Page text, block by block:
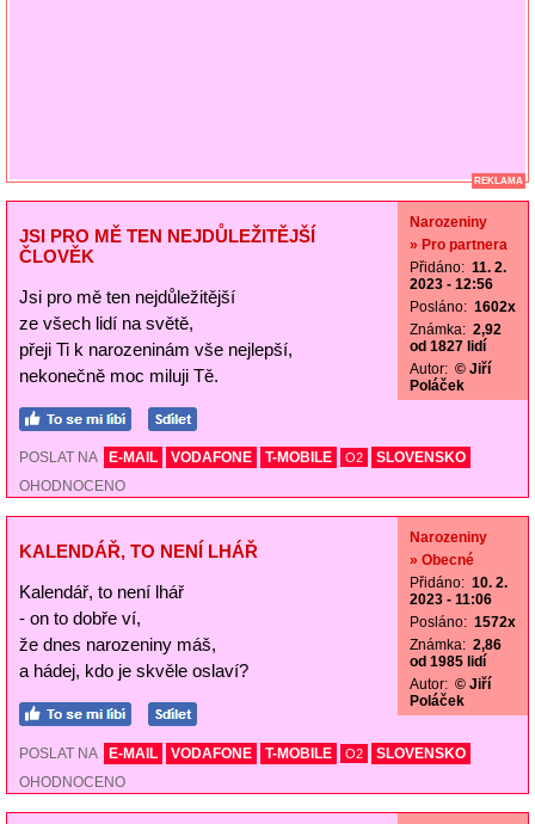
REKLAMA
JSI PRO MĚ TEN NEJDŮLEŽITĚJŠÍ
ČLOVĚK
Jsi pro mě ten nejdůležitější
ze všech lidí na světě,
přeji Ti k narozeninám vše nejlepší,
nekonečně moc miluji Tě.
Narozeniny
» Pro partnera
Přidáno: 11. 2.
2023 - 12:56
Posláno: 1602x
Známka: 2,92
od 1827 lidí
Autor: © Jiří
Poláček
POSLAT NA E-MAIL VODAFONE T-MOBILE O2
SLOVENSKO
OHODNOCENO
KALENDÁŘ, TO NENÍ LHÁŘ
Kalendář, to není lhář
- on to dobře ví,
že dnes narozeniny máš,
a hádej, kdo je skvěle oslaví?
Narozeniny
» Obecné
Přidáno: 10. 2.
2023 - 11:06
Posláno: 1572x
Známka: 2,86
od 1985 lidí
Autor: © Jiří
Poláček
POSLAT NA E-MAIL VODAFONE T-MOBILE O2
SLOVENSKO
OHODNOCENO